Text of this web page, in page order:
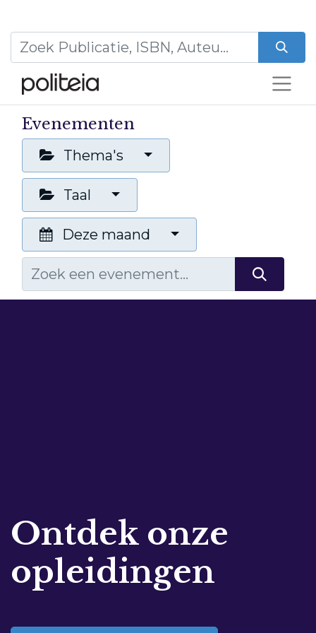
Evenementen
Thema's
Taal
Deze maand
Ontdek onze
opleidingen